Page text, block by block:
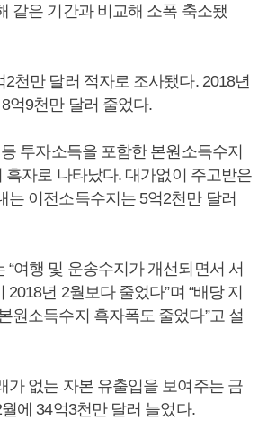
같은 기간과 비교해 소폭 축소됐
천만 달러 적자로 조사됐다. 2018년
억9천만 달러 줄었다.
투자소득을 포함한 본원소득수지
흑자로 나타났다. 대가없이 주고받은
는 이전소득수지는 5억2천만 달러
“여행 및 운송수지가 개선되면서 서
년 2월보다 줄었다”며 “배당 지
원소득수지 흑자폭도 줄었다”고 설
가 없는 자본 유출입을 보여주는 금
에 34억3천만 달러 늘었다.